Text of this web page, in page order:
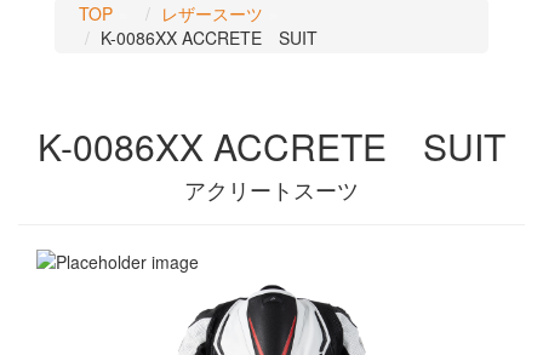
TOP
レザースーツ
K-0086XX ACCRETE SUIT
K-0086XX ACCRETE SUIT
アクリートスーツ